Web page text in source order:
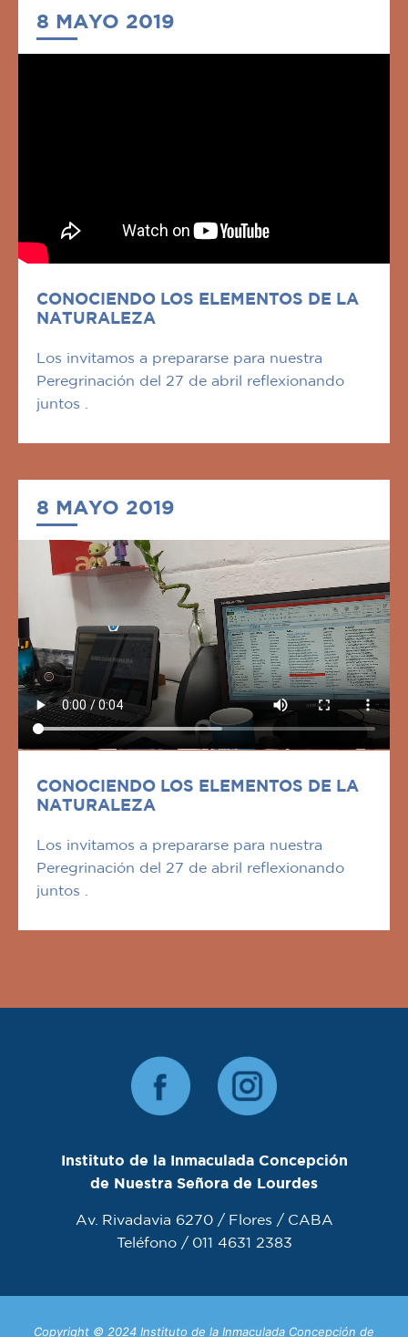
8 MAYO 2019
CONOCIENDO LOS ELEMENTOS DE LA
NATURALEZA
Los invitamos a prepararse para nuestra
Peregrinación del 27 de abril reflexionando
juntos .
8 MAYO 2019
CONOCIENDO LOS ELEMENTOS DE LA
NATURALEZA
Los invitamos a prepararse para nuestra
Peregrinación del 27 de abril reflexionando
juntos .
Instituto de la Inmaculada Concepción
de Nuestra Señora de Lourdes
Av. Rivadavia 6270 / Flores / CABA
Teléfono / 011 4631 2383
Copyright © 2024 Instituto de la Inmaculada Concepción de